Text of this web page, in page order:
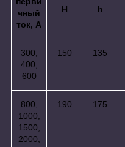
чный
ток, А
H h
300,
400,
600
150 135
800,
1000,
1500,
2000,
190 175